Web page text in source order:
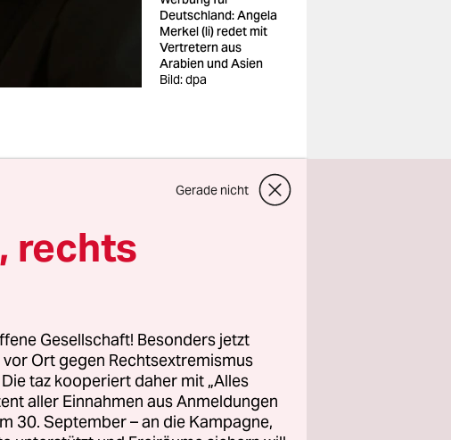
Deutschland: Angela
Merkel (li) redet mit
Vertretern aus
Arabien und Asien
Bild: dpa
bei der
Worten,
der "Verband
äußerten sich
deutschen
und Oxfam.
Gerade nicht
rechts
Gesellschaft! Besonders jetzt
Ort gegen Rechtsextremismus
taz kooperiert daher mit „Alles
aller Einnahmen aus Anmeldungen
30. September – an die Kampagne,